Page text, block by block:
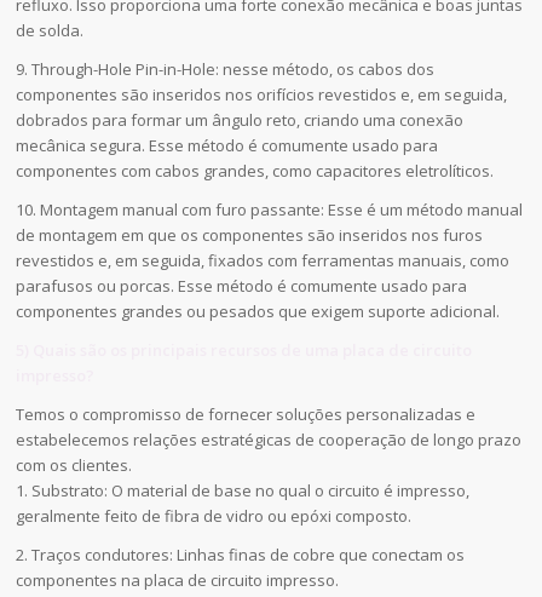
de solda.
9. Through-Hole Pin-in-Hole: nesse método, os cabos dos
componentes são inseridos nos orifícios revestidos e, em seguida,
dobrados para formar um ângulo reto, criando uma conexão
mecânica segura. Esse método é comumente usado para
componentes com cabos grandes, como capacitores eletrolíticos.
10. Montagem manual com furo passante: Esse é um método manual
de montagem em que os componentes são inseridos nos furos
revestidos e, em seguida, fixados com ferramentas manuais, como
parafusos ou porcas. Esse método é comumente usado para
componentes grandes ou pesados que exigem suporte adicional.
Temos o compromisso de fornecer soluções personalizadas e
estabelecemos relações estratégicas de cooperação de longo prazo
com os clientes.
1. Substrato: O material de base no qual o circuito é impresso,
geralmente feito de fibra de vidro ou epóxi composto.
2. Traços condutores: Linhas finas de cobre que conectam os
componentes na placa de circuito impresso.